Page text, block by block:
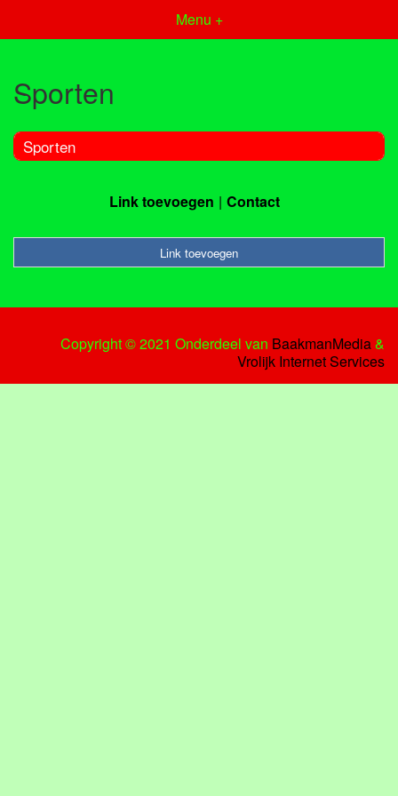
Menu +
Sporten
Sporten
Link toevoegen Contact
Link toevoegen
Copyright © 2021 Onderdeel van BaakmanMedia&
Vrolijk Internet Services